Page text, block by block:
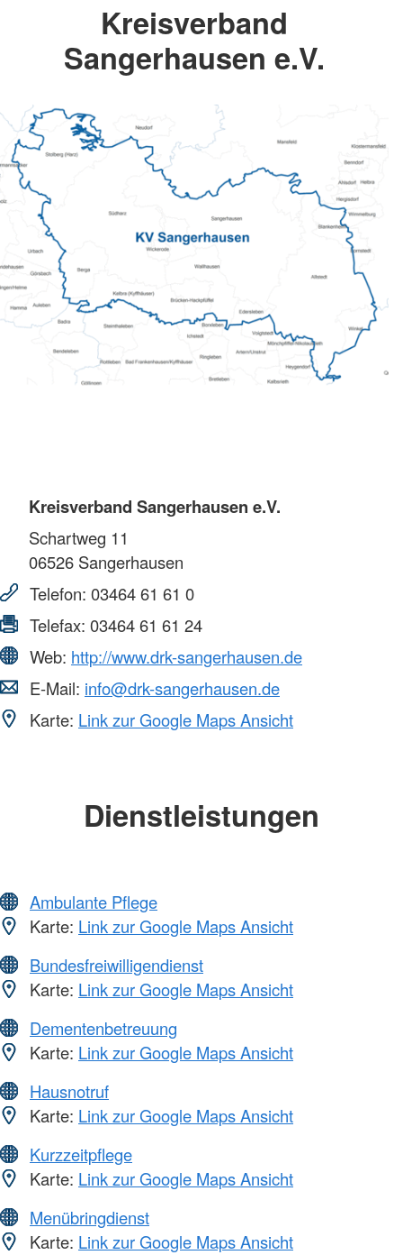
Kreisverband
Sangerhausen e.V.
Kreisverband Sangerhausen e.V.
Schartweg 11
06526 Sangerhausen
Telefon: 03464 61 61 0
Telefax: 03464 61 61 24
Web: http://www.drk-sangerhausen.de
E-Mail: info@drk-sangerhausen.de
Karte: Link zur Google Maps Ansicht
Dienstleistungen
Ambulante Pflege
Karte: Link zur Google Maps Ansicht
Bundesfreiwilligendienst
Karte: Link zur Google Maps Ansicht
Dementenbetreuung
Karte: Link zur Google Maps Ansicht
Hausnotruf
Karte: Link zur Google Maps Ansicht
Kurzzeitpflege
Karte: Link zur Google Maps Ansicht
Menübringdienst
Karte: Link zur Google Maps Ansicht